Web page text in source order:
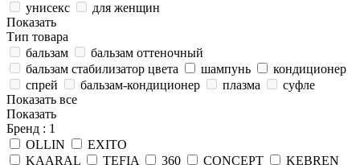
унисекс
для женщин
Показать
Тип товара
бальзам
бальзам оттеночный
бальзам стабилизатор цвета
шампунь
кондиционер
спрей
бальзам-кондиционер плазма
суфле
Показать все
Показать
Бренд : 1
OLLIN
EXITO
KAARAL
TEFIA 360 CONCEPT
KEBREN